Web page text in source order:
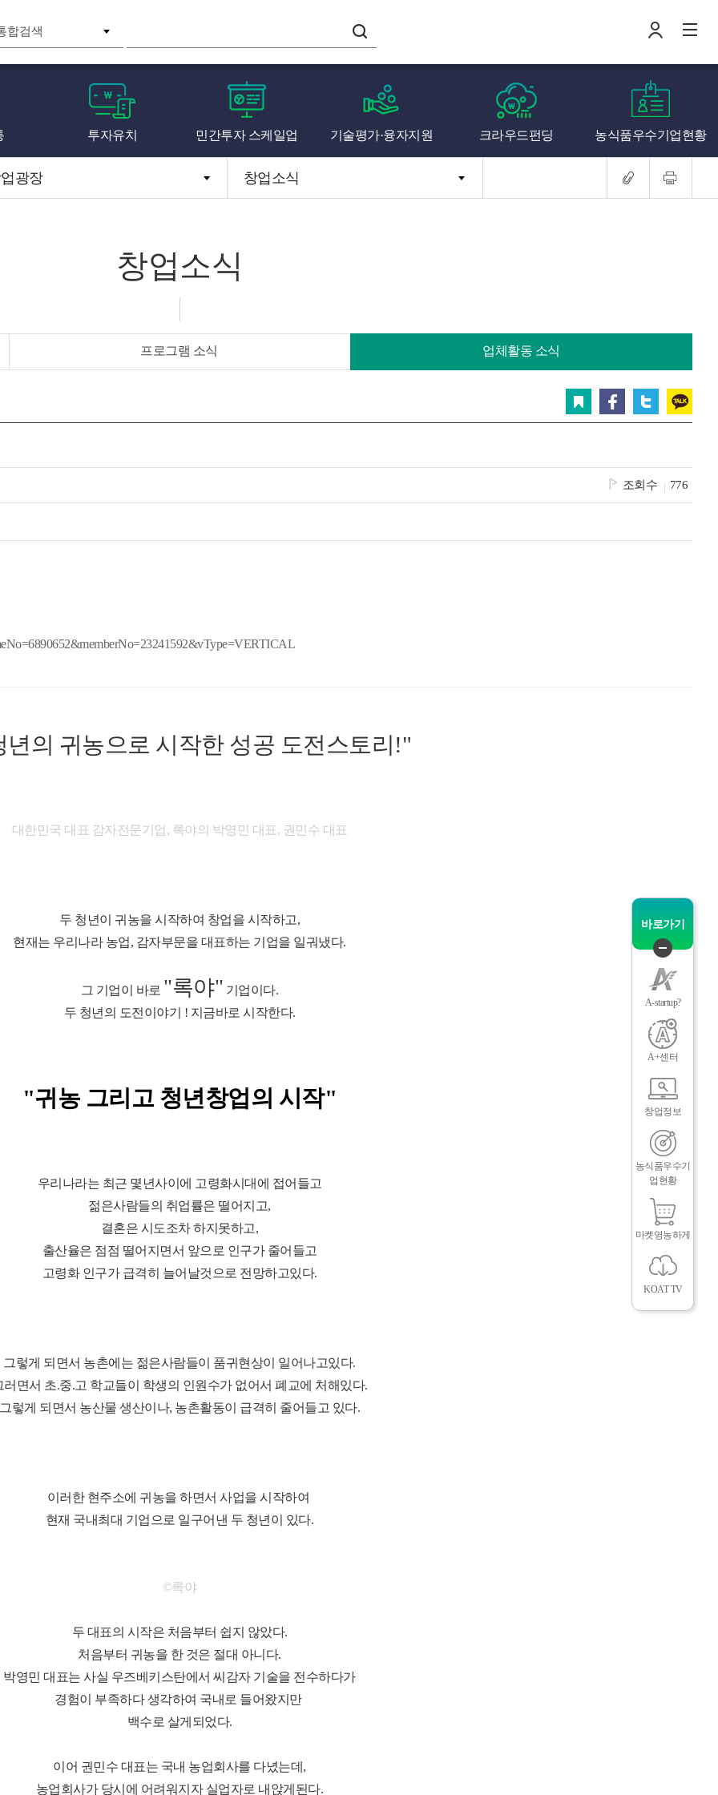
로 전
나의창업일지
투자유치 민간투자 스케일업 기술평가·융자지원 크라우드펀딩 농식품우수기업현황
광장 창업소식
창업소식
프로그램 소식 업체활동 소식
트위터 카카오
조회수 776
년의 귀농으로 시작한 성공 도전스토리!"
대한민국 대표 감자전문기업, 록야의 박영민 대표, 권민수 대표
두 청년이 귀농을 시작하여 창업을 시작하고,
현재는 우리나라 농업, 감자부문을 대표하는 기업을 일궈냈다.
그 기업이 바로 "록야" 기업이다.
두 청년의 도전이야기 ! 지금바로 시작한다.
"귀농 그리고 청년창업의 시작"
우리나라는 최근 몇년사이에 고령화시대에 접어들고
젊은사람들의 취업률은 떨어지고,
결혼은 시도조차 하지못하고,
출산율은 점점 떨어지면서 앞으로 인구가 줄어들고
고령화 인구가 급격히 늘어날것으로 전망하고있다.
그렇게 되면서 농촌에는 젊은사람들이 품귀현상이 일어나고있다.
러면서 초.중.고 학교들이 학생의 인원수가 없어서 폐교에 처해있다.
그렇게 되면서 농산물 생산이나, 농촌활동이 급격히 줄어들고 있다.
이러한 현주소에 귀농을 하면서 사업을 시작하여
현재 국내최대 기업으로 일구어낸 두 청년이 있다.
©록야
두 대표의 시작은 처음부터 쉽지 않았다.
처음부터 귀농을 한 것은 절대 아니다.
박영민 대표는 사실 우즈베키스탄에서 씨감자 기술을 전수하다가
경험이 부족하다 생각하여 국내로 들어왔지만
백수로 살게되었다.
이어 권민수 대표는 국내 농업회사를 다녔는데,
농업회사가 당시에 어려워지자 실업자로 내앉게된다.
바로가기
퀵
메
뉴
닫
기
A-startup?
A+센터
창업정보
농식품우수기
업현황
마켓영농하게
KOAT TV